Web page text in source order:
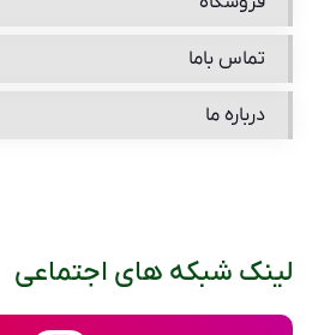
تماس باما
درباره ما
لینک شبکه های اجتماعی